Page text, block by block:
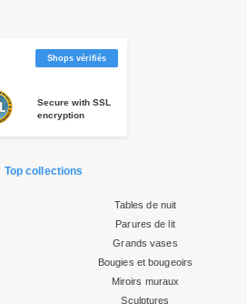
Shops vérifiés
Secure with SSL
encryption
Top collections
Tables de nuit
Parures de lit
Grands vases
Bougies et bougeoirs
Miroirs muraux
Sculptures